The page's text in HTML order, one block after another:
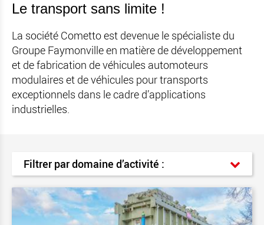
Le transport sans limite !
La société Cometto est devenue le spécialiste du
Groupe Faymonville en matière de développement
et de fabrication de véhicules automoteurs
modulaires et de véhicules pour transports
exceptionnels dans le cadre d’applications
industrielles.
Filtrer par domaine d’activité :